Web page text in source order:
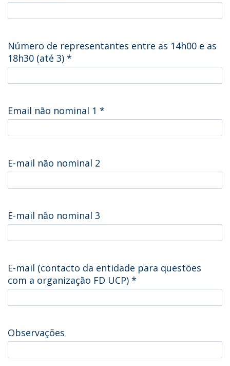
Número de representantes entre as 14h00 e as
18h30 (até 3) *
Email não nominal 1 *
E-mail não nominal 2
E-mail não nominal 3
E-mail (contacto da entidade para questões
com a organização FD UCP) *
Observações